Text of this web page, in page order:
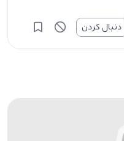
دنبال کردن